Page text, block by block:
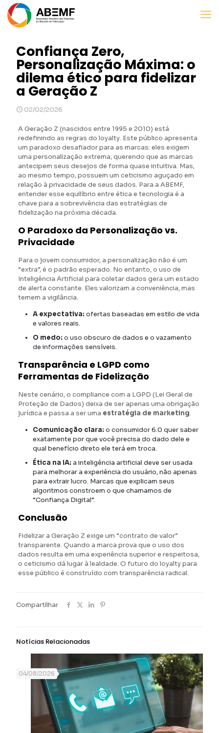
Confiança Zero,
Personalização Máxima: o
dilema ético para fidelizar
a Geração Z
02/02/2026
A Geração Z (nascidos entre 1995 e 2010) está
redefinindo as regras do loyalty. Este público apresenta
um paradoxo desafiador para as marcas: eles exigem
uma personalização extrema, querendo que as marcas
antecipem seus desejos de forma quase intuitiva. Mas,
ao mesmo tempo, possuem um ceticismo aguçado em
relação à privacidade de seus dados. Para a ABEMF,
entender esse equilíbrio entre ética e tecnologia é a
chave para a sobrevivência das estratégias de
fidelização na próxima década.
O Paradoxo da Personalização vs.
Privacidade
Para o jovem consumidor, a personalização não é um
“extra”, é o padrão esperado. No entanto, o uso de
Inteligência Artificial para coletar dados gera um estado
de alerta constante. Eles valorizam a conveniência, mas
temem a vigilância.
A expectativa: ofertas baseadas em estilo de vida
e valores reais.
O medo: o uso obscuro de dados e o vazamento
de informações sensíveis.
Transparência e LGPD como
Ferramentas de Fidelização
Neste cenário, o compliance com a LGPD (Lei Geral de
Proteção de Dados) deixa de ser apenas uma obrigação
jurídica e passa a ser uma estratégia de marketing.
Comunicação clara: o consumidor 6.0 quer saber
exatamente por que você precisa do dado dele e
qual benefício direto ele terá em troca.
Ética na IA: a inteligência artificial deve ser usada
para melhorar a experiência do usuário, não apenas
para extrair lucro. Marcas que explicam seus
algoritmos constroem o que chamamos de
“Confiança Digital”.
Conclusão
Fidelizar a Geração Z exige um “contrato de valor”
transparente. Quando a marca prova que o uso dos
dados resulta em uma experiência superior e respeitosa,
o ceticismo dá lugar à lealdade. O futuro do loyalty para
esse público é construído com transparência radical.
Compartilhar
Notícias Relacionadas
04/08/2026